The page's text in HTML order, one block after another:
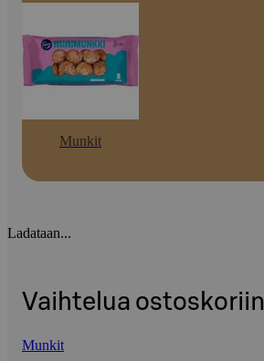
Munkit
Ladataan...
Vaihtelua ostoskoriin
Munkit